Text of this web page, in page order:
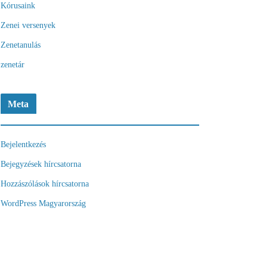
Kórusaink
Zenei versenyek
Zenetanulás
zenetár
Meta
Bejelentkezés
Bejegyzések hírcsatorna
Hozzászólások hírcsatorna
WordPress Magyarország